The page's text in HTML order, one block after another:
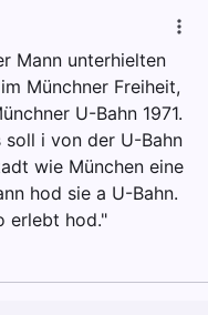
Mann unterhielten
Münchner Freiheit,
U-Bahn 1971.
soll i von der U-Bahn
wie München eine
hod sie a U-Bahn.
erlebt hod."